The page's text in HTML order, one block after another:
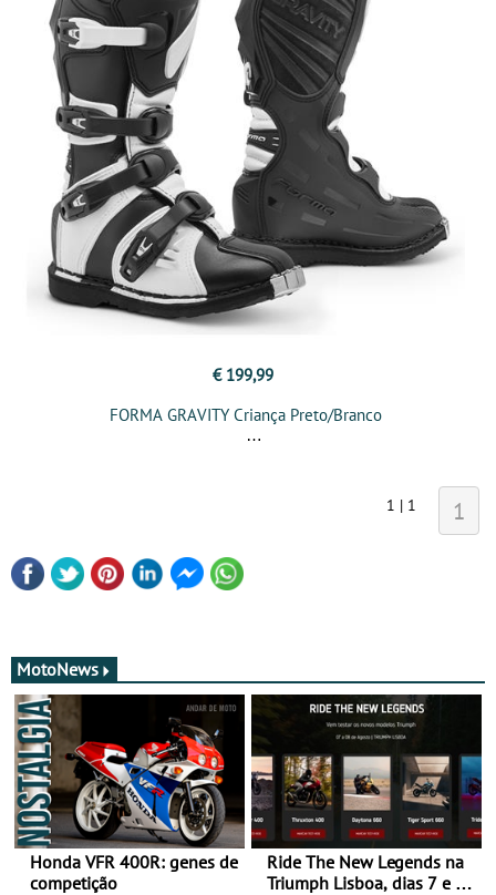
€ 199,99
FORMA GRAVITY Criança Preto/Branco
1 | 1 1
MotoNews
Honda VFR 400R: genes de
competição
Ride The New Legends na
Triumph Lisboa, dias 7 e 8